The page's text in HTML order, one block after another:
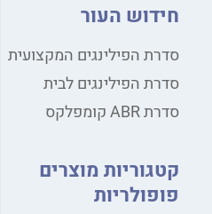
חידוש העור
סדרת הפילינגים המקצועית
סדרת הפילינגים לבית
סדרת ABR קומפלקס
קטגוריות מוצרים
פופולריות